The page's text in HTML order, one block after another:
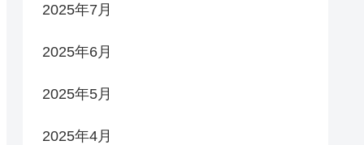
2025年7月
2025年6月
2025年5月
2025年4月